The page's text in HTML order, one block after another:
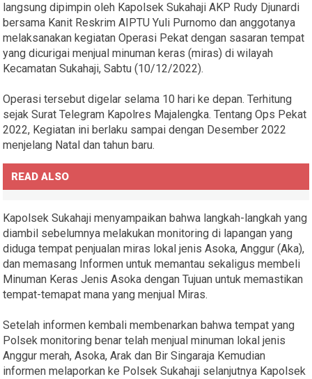
langsung dipimpin oleh Kapolsek Sukahaji AKP Rudy Djunardi
bersama Kanit Reskrim AIPTU Yuli Purnomo dan anggotanya
melaksanakan kegiatan Operasi Pekat dengan sasaran tempat
yang dicurigai menjual minuman keras (miras) di wilayah
Kecamatan Sukahaji, Sabtu (10/12/2022).
Operasi tersebut digelar selama 10 hari ke depan. Terhitung
sejak Surat Telegram Kapolres Majalengka. Tentang Ops Pekat
2022, Kegiatan ini berlaku sampai dengan Desember 2022
menjelang Natal dan tahun baru.
READ ALSO
Kapolsek Sukahaji menyampaikan bahwa langkah-langkah yang
diambil sebelumnya melakukan monitoring di lapangan yang
diduga tempat penjualan miras lokal jenis Asoka, Anggur (Aka),
dan memasang Informen untuk memantau sekaligus membeli
Minuman Keras Jenis Asoka dengan Tujuan untuk memastikan
tempat-temapat mana yang menjual Miras.
Setelah informen kembali membenarkan bahwa tempat yang
Polsek monitoring benar telah menjual minuman lokal jenis
Anggur merah, Asoka, Arak dan Bir Singaraja Kemudian
informen melaporkan ke Polsek Sukahaji selanjutnya Kapolsek